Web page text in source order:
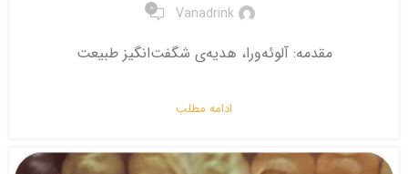
Vanadrink
0
مقدمه: آلوئه‌ورا، هدیه‌ی شگفت‌انگیز طبیعت
ادامه مطلب